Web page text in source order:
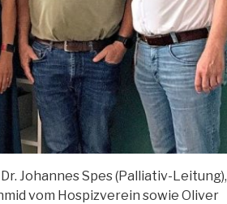
Johannes Spes (Palliativ-Leitung),
vom Hospizverein sowie Oliver